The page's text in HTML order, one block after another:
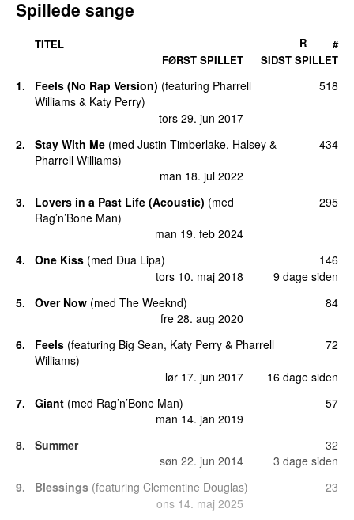
Spillede sange
TITEL
FØRST SPILLET
SIDST SPILLET
R #
1. Feels (No Rap Version) (featuring Pharrell
Williams & Katy Perry)
tors 29. jun 2017
518
2. Stay With Me (med Justin Timberlake, Halsey &
Pharrell Williams)
man 18. jul 2022
434
3. Lovers in a Past Life (Acoustic) (med
Rag’n’Bone Man)
man 19. feb 2024
295
4. One Kiss (med Dua Lipa)
tors 10. maj 2018
9 dage siden
146
5. Over Now (med The Weeknd)
fre 28. aug 2020
84
6. Feels (featuring Big Sean, Katy Perry & Pharrell
Williams)
lør 17. jun 2017
16 dage siden
72
7. Giant (med Rag’n’Bone Man)
man 14. jan 2019
57
8.
Summer
søn 22. jun 2014
3 dage siden
32
9. Blessings (featuring Clementine Douglas)
ons 14. maj 2025
23